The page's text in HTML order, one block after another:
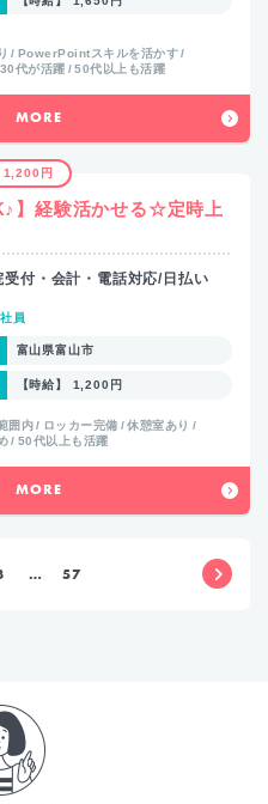
PowerPointスキルを活かす
30代が活躍 50代以上も活躍
MORE
1,200円
】経験活かせる☆定時上
受付・会計・電話対応/日払い
員
富山県富山市
【時給】 1,200円
囲内 ロッカー完備
休憩室あり
50代以上も活躍
MORE
… 57